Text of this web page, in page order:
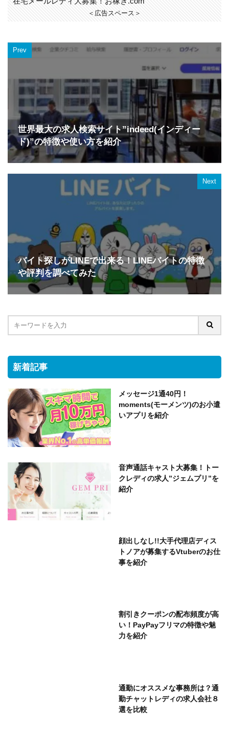
＜広告スペース＞
Prev
世界最大の求人検索サイト”indeed(インディー
ド)”の特徴や使い方を紹介
Next
バイト探しがLINEで出来る！LINEバイトの特徴
や評判を調べてみた
新着記事
メッセージ1通40円！
moments(モーメンツ)のお小遣
いアプリを紹介
音声通話キャスト大募集！トー
クレディの求人”ジェムプリ”を
紹介
顔出しなし!!大手代理店ディス
トノアが募集するVtuberのお仕
事を紹介
割引きクーポンの配布頻度が高
い！PayPayフリマの特徴や魅
力を紹介
通勤にオススメな事務所は？通
勤チャットレディの求人会社８
選を比較